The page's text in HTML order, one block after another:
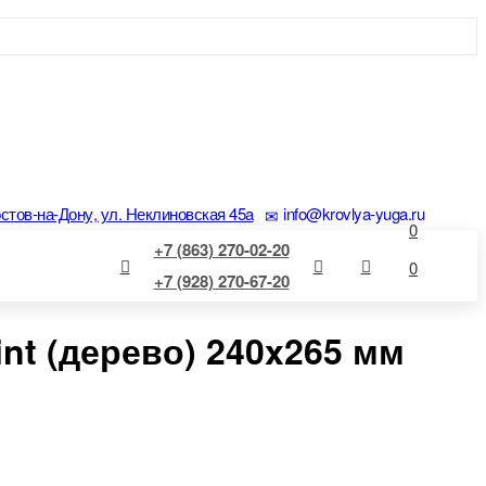
на-Дону, ул. Неклиновская 45a info@krovlya-yuga.ru
+7 (863) 270-02-20
+7 (928) 270-67-20
0
0
(дерево) 240x265 мм